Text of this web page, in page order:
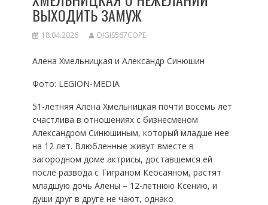
ВЫХОДИТЬ ЗАМУЖ
18.04.2026 DIGIS567COPE
Алена Хмельницкая и Александр Синюшин
Фото: LEGION-MEDIA
51-летняя Алена Хмельницкая почти восемь лет
счастлива в отношениях с бизнесменом
Александром Синюшиным, который младше нее
на 12 лет. Влюбленные живут вместе в
загородном доме актрисы, доставшемся ей
после развода с Тиграном Кеосаяном, растят
младшую дочь Алены – 12-летнюю Ксению, и
души друг в друге не чают, однако